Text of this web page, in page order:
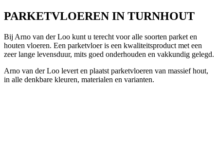
PARKETVLOEREN IN TURNHOUT
Bij Arno van der Loo kunt u terecht voor alle soorten parket en
houten vloeren. Een parketvloer is een kwaliteitsproduct met een
zeer lange levensduur, mits goed onderhouden en vakkundig gelegd.
Arno van der Loo levert en plaatst parketvloeren van massief hout,
in alle denkbare kleuren, materialen en varianten.